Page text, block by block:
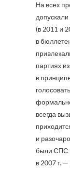
На всех
(в 2011 и
в
партиях
в
всегда
и
были СПС
в 2007 г.